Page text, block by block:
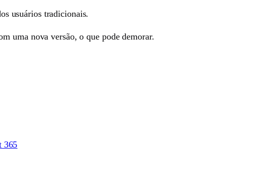
usuários tradicionais.
uma nova versão, o que pode demorar.
365